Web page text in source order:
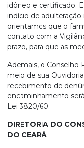
idôneo e certificado.
indício de
orientamos que o
contato com a
prazo, para que as
Ademais, o Conselho
meio de sua
recebimento de
encaminhamento
Lei 3820/60.
DIRETORIA DO
DO CEARÁ